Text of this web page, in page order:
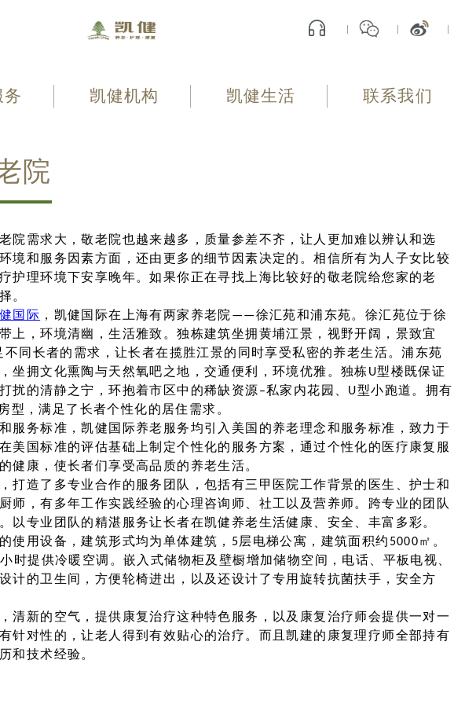
务 凯健机构 凯健生活 联系我们
院
院需求大，敬老院也越来越多，质量参差不齐，让人更加难以辨认和选
境和服务因素方面，还由更多的细节因素决定的。相信所有为人子女比较
护理环境下安享晚年。如果你正在寻找上海比较好的敬老院给您家的老
。
国际 ，凯健国际在上海有两家养老院——徐汇苑和浦东苑。徐汇苑位于徐
上，环境清幽，生活雅致。独栋建筑坐拥黄埔江景，视野开阔，景致宜
同长者的需求，让长者在揽胜江景的同时享受私密的养老生活。浦东苑
坐拥文化熏陶与天然氧吧之地，交通便利，环境优雅。独栋U型楼既保证
扰的清静之宁，环抱着市区中的稀缺资源–私家内花园、U型小跑道。拥有
型，满足了长者个性化的居住需求。
服务标准，凯健国际养老服务均引入美国的养老理念和服务标准，致力于
美国标准的评估基础上制定个性化的服务方案，通过个性化的医疗康复服
健康，使长者们享受高品质的养老生活。
打造了多专业合作的服务团队，包括有三甲医院工作背景的医生、护士和
师，有多年工作实践经验的心理咨询师、社工以及营养师。跨专业的团队
以专业团队的精湛服务让长者在凯健养老生活健康、安全、丰富多彩。
使用设备，建筑形式均为单体建筑，5层电梯公寓，建筑面积约5000㎡。
时提供冷暖空调。嵌入式储物柜及壁橱增加储物空间，电话、平板电视、
计的卫生间，方便轮椅进出，以及还设计了专用旋转抗菌扶手，安全方
清新的空气，提供康复治疗这种特色服务，以及康复治疗师会提供一对一
针对性的，让老人得到有效贴心的治疗。而且凯建的康复理疗师全部持有
和技术经验。